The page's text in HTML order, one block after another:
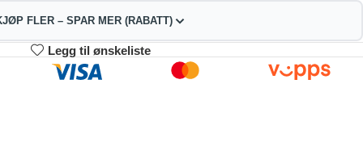
FLER – SPAR MER (RABATT)
3-4 5-9
kr
10+
362.18 kr
Legg til ønskeliste